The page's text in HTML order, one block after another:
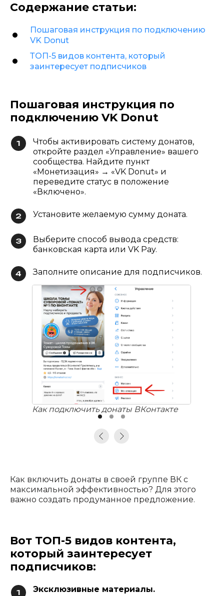
Содержание статьи:
Пошаговая инструкция по подключению
VK Donut
ТОП-5 видов контента, который
заинтересует подписчиков
Пошаговая инструкция по
подключению VK Donut
Чтобы активировать систему донатов,
откройте раздел «Управление» вашего
сообщества. Найдите пункт
«Монетизация» → «VK Donut» и
переведите статус в положение
«Включено».
Установите желаемую сумму доната.
Выберите способ вывода средств:
банковская карта или VK Pay.
Заполните описание для подписчиков.
Как подключить донаты ВКонтакте
Как включить донаты в своей группе ВК с
максимальной эффективностью? Для этого
важно создать продуманное предложение.
Вот ТОП-5 видов контента,
который заинтересует
подписчиков:
Эксклюзивные материалы.